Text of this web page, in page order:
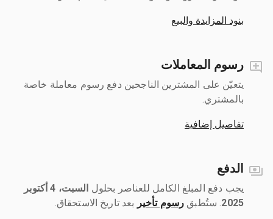
بنود المزايدة والبيع
رسوم المعاملات
يتعيّن على المشترين الناجحين دفع رسوم معاملة خاصة
بالمشتري.
تفاصيل إضافية
الدفع
يجب دفع المبلغ الكامل للعناصر بحلول ‎
السبت، 4 أكتوبر
2025
رسوم تأخير بعد تاريخ الاستحقاق.